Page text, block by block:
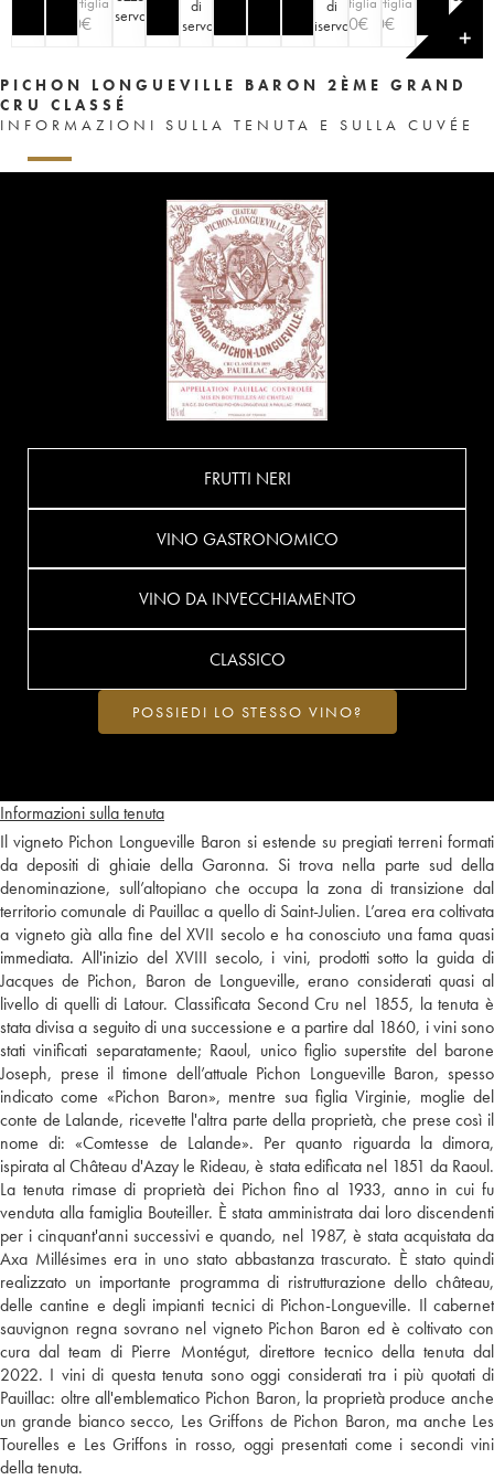
90€
riserva
di
riserva
di
riserva)
100€90€
riserva
✕
PICHON LONGUEVILLE BARON 2ÈME GRAND
CRU CLASSÉ
INFORMAZIONI SULLA TENUTA E SULLA CUVÉE
Informazioni sulla tenuta
Il vigneto Pichon Longueville Baron si estende su pregiati terreni formati
da depositi di ghiaie della Garonna. Si trova nella parte sud della
denominazione, sull’altopiano che occupa la zona di transizione dal
territorio comunale di Pauillac a quello di Saint-Julien. L’area era coltivata
a vigneto già alla fine del XVII secolo e ha conosciuto una fama quasi
immediata. All'inizio del XVIII secolo, i vini, prodotti sotto la guida di
Jacques de Pichon, Baron de Longueville, erano considerati quasi al
livello di quelli di Latour. Classificata Second Cru nel 1855, la tenuta è
stata divisa a seguito di una successione e a partire dal 1860, i vini sono
stati vinificati separatamente; Raoul, unico figlio superstite del barone
Joseph, prese il timone dell’attuale Pichon Longueville Baron, spesso
indicato come «Pichon Baron», mentre sua figlia Virginie, moglie del
conte de Lalande, ricevette l'altra parte della proprietà, che prese così il
nome di: «Comtesse de Lalande». Per quanto riguarda la dimora,
ispirata al Château d'Azay le Rideau, è stata edificata nel 1851 da Raoul.
La tenuta rimase di proprietà dei Pichon fino al 1933, anno in cui fu
venduta alla famiglia Bouteiller. È stata amministrata dai loro discendenti
per i cinquant'anni successivi e quando, nel 1987, è stata acquistata da
Axa Millésimes era in uno stato abbastanza trascurato. È stato quindi
realizzato un importante programma di ristrutturazione dello château,
delle cantine e degli impianti tecnici di Pichon-Longueville. Il cabernet
sauvignon regna sovrano nel vigneto Pichon Baron ed è coltivato con
cura dal team di Pierre Montégut, direttore tecnico della tenuta dal
2022. I vini di questa tenuta sono oggi considerati tra i più quotati di
Pauillac: oltre all'emblematico Pichon Baron, la proprietà produce anche
un grande bianco secco, Les Griffons de Pichon Baron, ma anche Les
Tourelles e Les Griffons in rosso, oggi presentati come i secondi vini
della tenuta.
FRUTTI NERI
VINO GASTRONOMICO
VINO DA INVECCHIAMENTO
CLASSICO
POSSIEDI LO STESSO VINO?